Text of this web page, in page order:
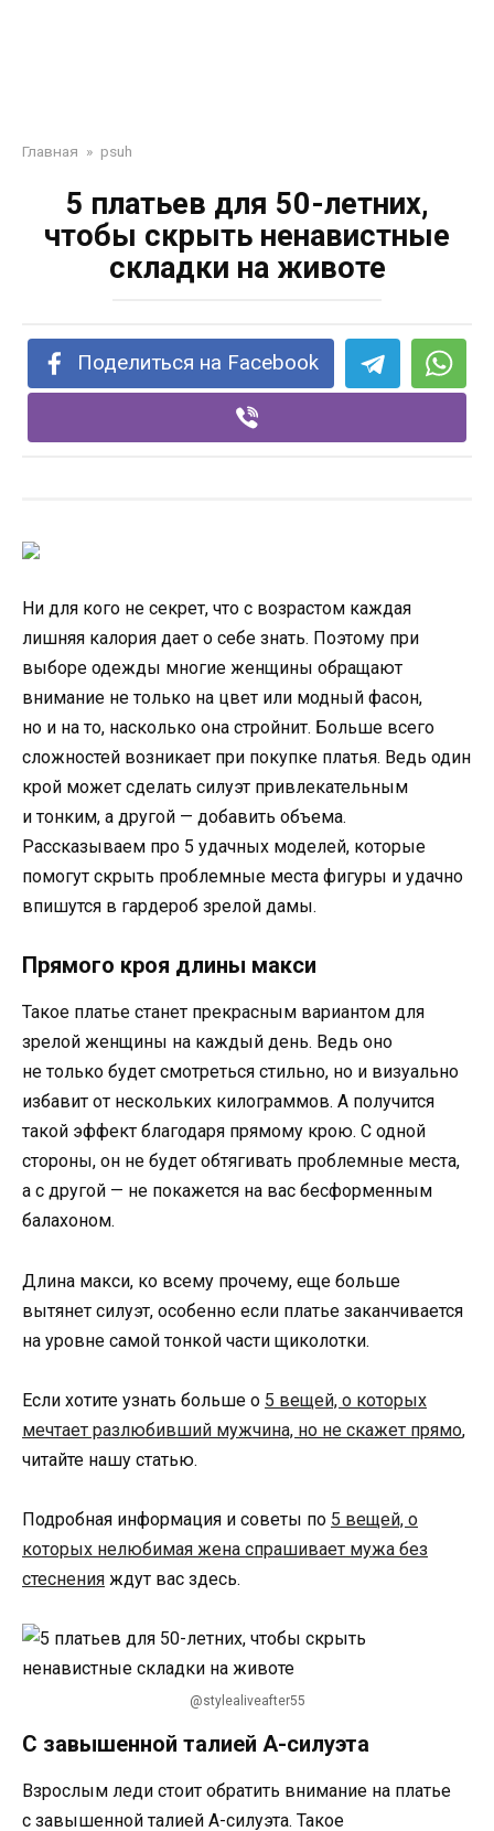
Главная » psuh
5 платьев для 50-летних,
чтобы скрыть ненавистные
складки на животе
Поделиться на Facebook
Ни для кого не секрет, что с возрастом каждая
лишняя калория дает о себе знать. Поэтому при
выборе одежды многие женщины обращают
внимание не только на цвет или модный фасон,
но и на то, насколько она стройнит. Больше всего
сложностей возникает при покупке платья. Ведь один
крой может сделать силуэт привлекательным
и тонким, а другой — добавить объема.
Рассказываем про 5 удачных моделей, которые
помогут скрыть проблемные места фигуры и удачно
впишутся в гардероб зрелой дамы.
Прямого кроя длины макси
Такое платье станет прекрасным вариантом для
зрелой женщины на каждый день. Ведь оно
не только будет смотреться стильно, но и визуально
избавит от нескольких килограммов. А получится
такой эффект благодаря прямому крою. С одной
стороны, он не будет обтягивать проблемные места,
а с другой — не покажется на вас бесформенным
балахоном.
Длина макси, ко всему прочему, еще больше
вытянет силуэт, особенно если платье заканчивается
на уровне самой тонкой части щиколотки.
Если хотите узнать больше о 5 вещей, о которых
мечтает разлюбивший мужчина, но не скажет прямо,
читайте нашу статью.
Подробная информация и советы по 5 вещей, о
которых нелюбимая жена спрашивает мужа без
стеснения ждут вас здесь.
@stylealiveafter55
С завышенной талией А-силуэта
Взрослым леди стоит обратить внимание на платье
с завышенной талией А-силуэта. Такое